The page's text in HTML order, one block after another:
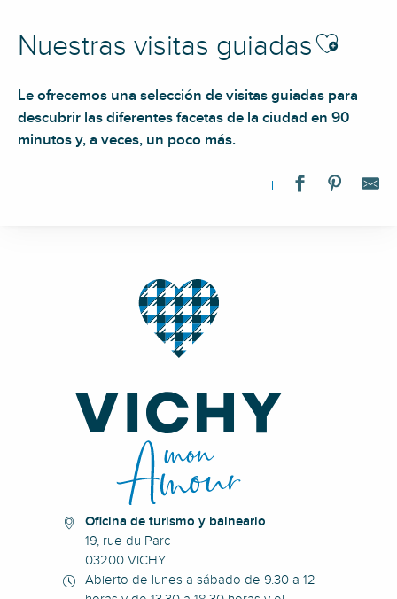
Nuestras visitas guiadas Ajouter aux
Le ofrecemos una selección de visitas guiadas para
descubrir las diferentes facetas de la ciudad en 90
minutos y, a veces, un poco más.
Visite guidée • Souterrains de Cusset
Visite guidée l'invincible Billy
Visite guidée : "Second Empire, Belle Époque, Âge d'Or de
Visite guidée : "La Mairie et son quartier"
Visite guidée "Palaces et Grands Hôtels de Vichy"
JEP 2026 - Visite guidée du Prieuré
Visite guidée : "Dans les pas de Francis Chigot à Vichy, de
Visite guidée : "Les dessous coquins d'une cure à Vichy"
Visite guidée : "Vichy, Capitale de l'Etat français 40/44"
Oficina de turismo y balneario
19, rue du Parc
03200 VICHY
Abierto de lunes a sábado de 9.30 a 12